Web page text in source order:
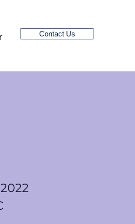
Contact Us